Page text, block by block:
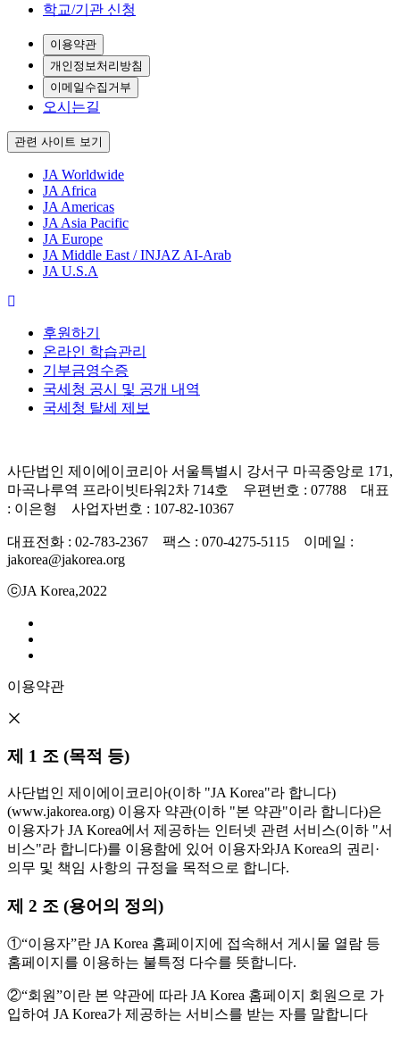
학교/기관 신청
이용약관
개인정보처리방침
이메일수집거부
오시는길
관련 사이트 보기
JA Worldwide
JA Africa
JA Americas
JA Asia Pacific
JA Europe
JA Middle East / INJAZ AI-Arab
JA U.S.A
후원하기
온라인 학습관리
기부금영수증
국세청 공시 및 공개 내역
국세청 탈세 제보
사단법인 제이에이코리아 서울특별시 강서구 마곡중앙로 171,
마곡나루역 프라이빗타워2차 714호 우편번호 : 07788 대표
: 이은형 사업자번호 : 107-82-10367
대표전화 : 02-783-2367 팩스 : 070-4275-5115 이메일 :
jakorea@jakorea.org
ⓒJA Korea,2022
이용약관
제 1 조 (목적 등)
사단법인 제이에이코리아(이하 "JA Korea"라 합니다)
(www.jakorea.org) 이용자 약관(이하 "본 약관"이라 합니다)은
이용자가 JA Korea에서 제공하는 인터넷 관련 서비스(이하 "서
비스"라 합니다)를 이용함에 있어 이용자와JA Korea의 권리·
의무 및 책임 사항의 규정을 목적으로 합니다.
제 2 조 (용어의 정의)
①“이용자”란 JA Korea 홈페이지에 접속해서 게시물 열람 등
홈페이지를 이용하는 불특정 다수를 뜻합니다.
②“회원”이란 본 약관에 따라 JA Korea 홈페이지 회원으로 가
입하여 JA Korea가 제공하는 서비스를 받는 자를 말합니다